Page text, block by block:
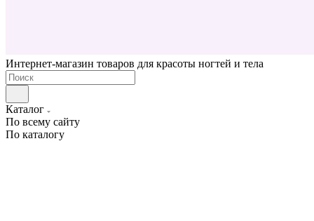
Интернет-магазин товаров для красоты ногтей и тела
Каталог
По всему сайту
По каталогу